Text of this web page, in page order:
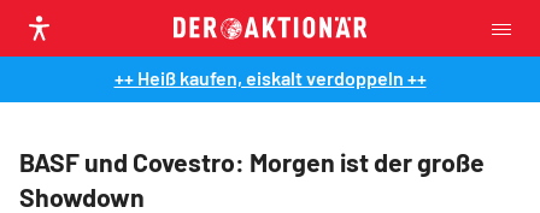
++ Heiß kaufen, eiskalt verdoppeln ++
BASF und Covestro: Morgen ist der große
Showdown